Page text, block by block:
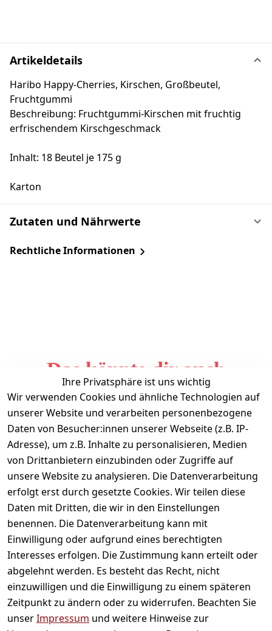
Artikeldetails
Haribo Happy-Cherries, Kirschen, Großbeutel,
Fruchtgummi
Beschreibung: Fruchtgummi-Kirschen mit fruchtig
erfrischendem Kirschgeschmack
Inhalt: 18 Beutel je 175 g
Karton
Zutaten und Nährwerte
Rechtliche Informationen
Das könnte dir auch
gefallen
Ihre Privatsphäre ist uns wichtig
Wir verwenden Cookies und ähnliche Technologien auf
unserer Website und verarbeiten personenbezogene
Daten von Besucher:innen unserer Webseite (z.B. IP-
Adresse), um z.B. Inhalte zu personalisieren, Medien
von Drittanbietern einzubinden oder Zugriffe auf
unsere Website zu analysieren. Die Datenverarbeitung
erfolgt erst durch gesetzte Cookies. Wir teilen diese
Daten mit Dritten, die wir in den Einstellungen
benennen. Die Datenverarbeitung kann mit
Einwilligung oder aufgrund eines berechtigten
Interesses erfolgen. Die Zustimmung kann erteilt oder
abgelehnt werden. Es besteht das Recht, nicht
einzuwilligen und die Einwilligung zu einem späteren
Zeitpunkt zu ändern oder zu widerrufen. Beachten Sie
unserImpressum und weitere Hinweise zur
Informationen
Mein Konto
Vertrag widerrufen
Unternehmen